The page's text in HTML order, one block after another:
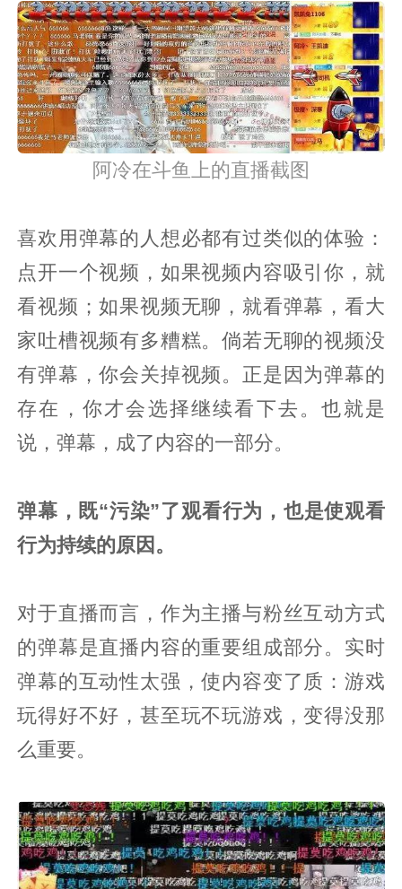
阿冷在斗鱼上的直播截图
喜欢用弹幕的人想必都有过类似的体验：
点开一个视频，如果视频内容吸引你，就
看视频；如果视频无聊，就看弹幕，看大
家吐槽视频有多糟糕。倘若无聊的视频没
有弹幕，你会关掉视频。正是因为弹幕的
存在，你才会选择继续看下去。也就是
说，弹幕，成了内容的一部分。
弹幕，既“污染”了观看行为，也是使观看
行为持续的原因。
对于直播而言，作为主播与粉丝互动方式
的弹幕是直播内容的重要组成部分。实时
弹幕的互动性太强，使内容变了质：游戏
玩得好不好，甚至玩不玩游戏，变得没那
么重要。